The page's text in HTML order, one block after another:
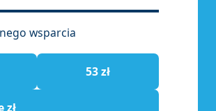
wsparcia
53 zł